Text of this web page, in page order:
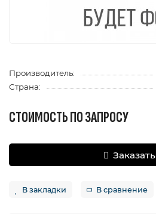
Производитель:
Страна:
СТОИМОСТЬ ПО ЗАПРОСУ
Заказать
В закладки В сравнение